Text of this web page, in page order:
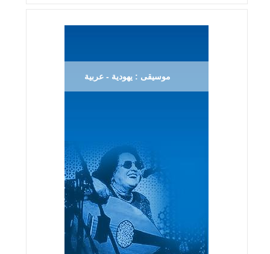
موسيقى : يهودية - عربية